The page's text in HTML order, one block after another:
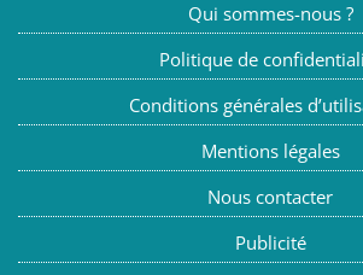
Qui sommes-nous ?
Politique de
Conditions générales
Mentions légales
Nous contacter
Publicité